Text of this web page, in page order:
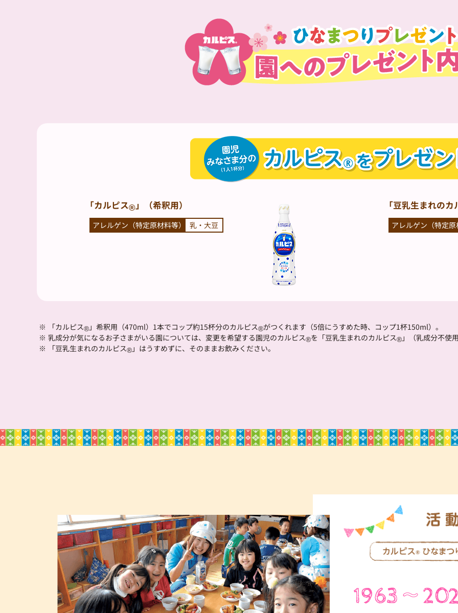
「カルピス®」（希釈用）
アレルゲン（特定原材料等） 乳・大豆
「豆乳生まれのカ
アレルゲン（特定
※ 「カルピス®」希釈用（470ml）1本でコップ約15杯分のカルピス®がつくれます（5倍にうすめた時、コップ1杯150ml）。
※ 乳成分が気になるお子さまがいる園については、変更を希望する園児のカルピス®を「豆乳生まれのカルピス®」（乳成分不使
※
「豆乳生まれのカルピス®」はうすめずに、そのままお飲みください。